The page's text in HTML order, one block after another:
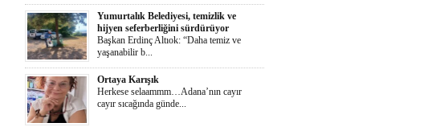
Yumurtalık Belediyesi, temizlik ve
hijyen seferberliğini sürdürüyor
Başkan Erdinç Altıok: “Daha temiz ve
yaşanabilir b...
Ortaya Karışık
Herkese selaammm…Adana’nın cayır
cayır sıcağında günde...